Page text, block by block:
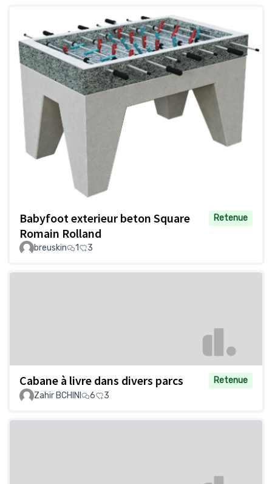
Babyfoot exterieur beton Square
Romain Rolland
Retenue
breuskin 1 3
Cabane à livre dans divers parcs
Retenue
Zahir BCHINI
6 3